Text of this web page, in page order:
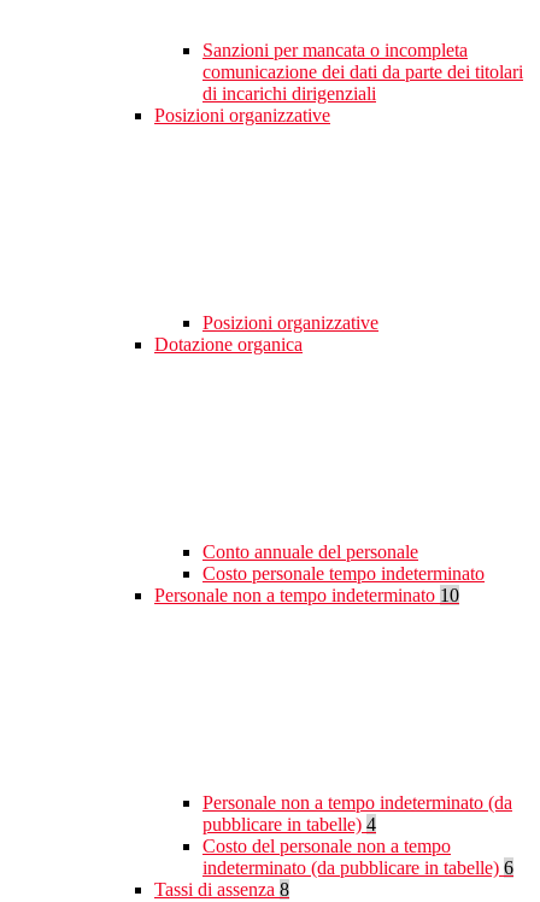
Sanzioni per mancata o incompleta
comunicazione dei dati da parte dei titolari
di incarichi dirigenziali
Posizioni organizzative
Posizioni organizzative
Dotazione organica
Conto annuale del personale
Costo personale tempo indeterminato
Personale non a tempo indeterminato 10
Personale non a tempo indeterminato (da
pubblicare in tabelle) 4
Costo del personale non a tempo
indeterminato (da pubblicare in tabelle) 6
Tassi di assenza 8